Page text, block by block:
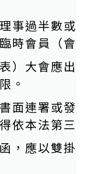
事過半數或
時會員（會
）大會應出
。
面連署或發
依本法第三
，應以雙掛